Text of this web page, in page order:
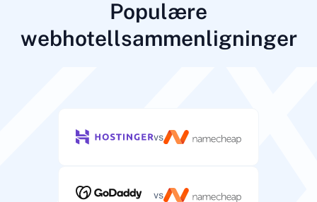
Populære
webhotellsammenligninger
vs
vs